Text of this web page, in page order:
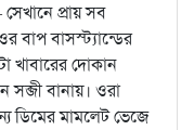
প্রায় সব
বাপ বাসস্ট্যান্ডের
খাবারের দোকান
সব্জী বানায়। ওরা
ডিমের মামলেট ভেজে